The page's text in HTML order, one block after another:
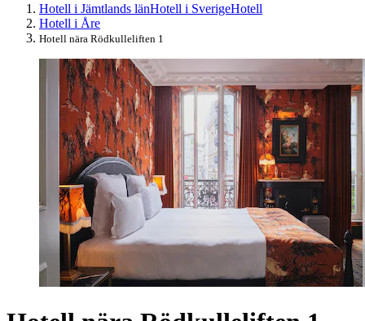
Hotell i Jämtlands länHotell i SverigeHotell
Hotell i Åre
Hotell nära Rödkulleliften 1